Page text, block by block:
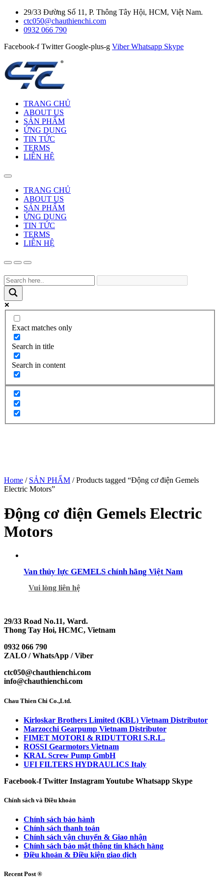
29/33 Đường Số 11, P. Thông Tây Hội, HCM, Việt Nam.
ctc050@chauthienchi.com
0932 066 790
Facebook-f Twitter Google-plus-g Viber Whatsapp Skype
TRANG CHỦ
ABOUT US
SẢN PHẨM
ỨNG DỤNG
TIN TỨC
TERMS
LIÊN HỆ
TRANG CHỦ
ABOUT US
SẢN PHẨM
ỨNG DỤNG
TIN TỨC
TERMS
LIÊN HỆ
Exact matches only
Search in title
Search in content
Home / SẢN PHẨM / Products tagged “Động cơ điện Gemels
Electric Motors”
Động cơ điện Gemels Electric
Motors
Van thủy lực GEMELS chính hãng Việt Nam
Vui lòng liên hệ
29/33 Road No.11, Ward.
Thong Tay Hoi, HCMC, Vietnam
0932 066 790
ZALO / WhatsApp / Viber
ctc050@chauthienchi.com
info@chauthienchi.com
Chau Thien Chi Co.,Ltd.
Kirloskar Brothers Limited (KBL) Vietnam Distributor
Marzocchi Gearpump Vietnam Distributor
FIMET MOTORI & RIDUTTORI S.R.L.
ROSSI Gearmotors Vietnam
KRAL Screw Pump GmbH
UFI FILTERS HYDRAULICS Italy
Facebook-f Twitter InstagramYoutube Whatsapp Skype
Chính sách và Điều khoản
Chính sách bảo hành
Chính sách thanh toán
Chính sách vận chuyển & Giao nhận
Chính sách bảo mật thông tin khách hàng
Điều khoản & Điều kiện giao dịch
Recent Post ®